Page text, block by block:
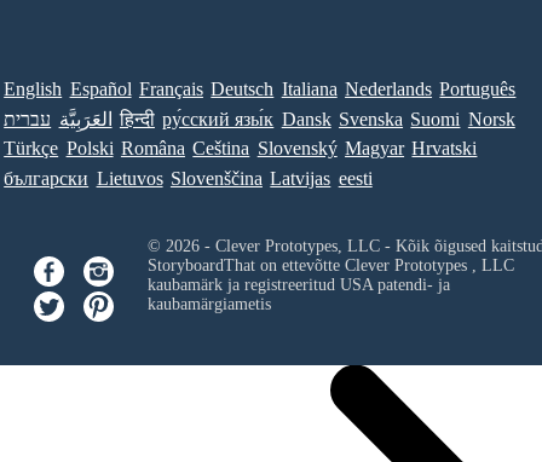
English Español Français Deutsch Italiana Nederlands Português
עברית العَرَبِيَّة हिन्दी ру́сский язы́к Dansk Svenska Suomi Norsk
Türkçe Polski Româna Ceština Slovenský Magyar Hrvatski
български Lietuvos Slovenščina Latvijas eesti
© 2026 - Clever Prototypes, LLC - Kõik õigused
StoryboardThat on ettevõtte Clever Prototypes , LLC
kaubamärk ja registreeritud USA patendi- ja
kaubamärgiametis